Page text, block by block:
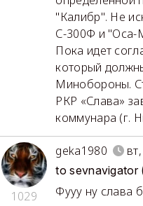
"Калибр". Не
С-300Ф и "Оса-
Пока идет
который
Минобороны.
РКР «Слава»
коммунара (г.
1029
geka1980
to sevnavigator
Фууу ну слава